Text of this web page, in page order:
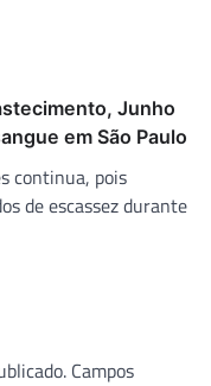
Junho
em São Paulo
continua, pois
de escassez durante
Campos